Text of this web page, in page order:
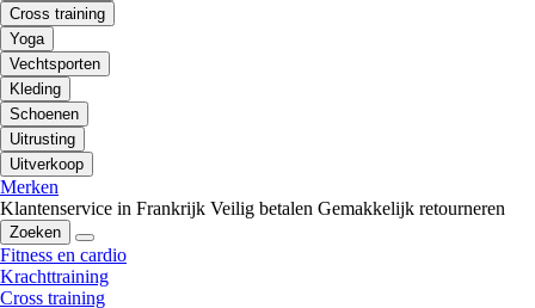
Cross training
Yoga
Vechtsporten
Kleding
Schoenen
Uitrusting
Uitverkoop
Merken
Klantenservice in Frankrijk Veilig betalen Gemakkelijk retourneren
Zoeken
Fitness en cardio
Krachttraining
Cross training